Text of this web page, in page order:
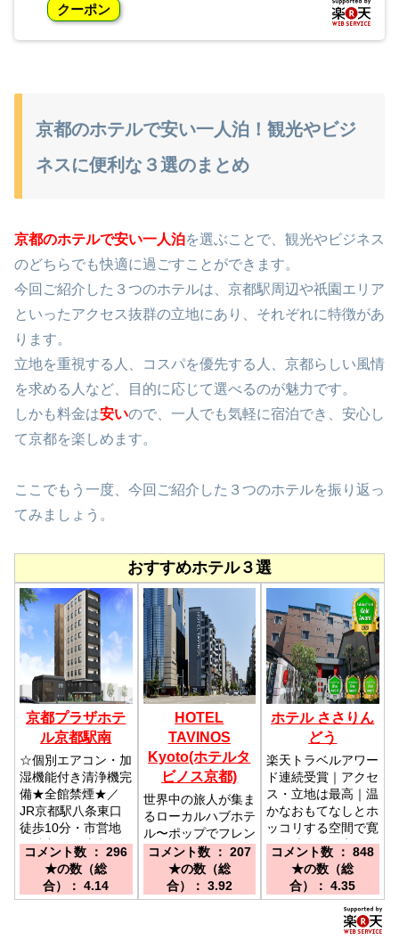
クーポン
京都のホテルで安い一人泊！観光やビジ
ネスに便利な３選のまとめ
京都のホテルで安い一人泊を選ぶことで、観光やビジネス
のどちらでも快適に過ごすことができます。
今回ご紹介した３つのホテルは、京都駅周辺や祇園エリア
といったアクセス抜群の立地にあり、それぞれに特徴があ
ります。
立地を重視する人、コスパを優先する人、京都らしい風情
を求める人など、目的に応じて選べるのが魅力です。
しかも料金は安いので、一人でも気軽に宿泊でき、安心し
て京都を楽しめます。
ここでもう一度、今回ご紹介した３つのホテルを振り返っ
てみましょう。
おすすめホテル３選
京都プラザホテ
ル京都駅南
☆個別エアコン・加
湿機能付き清浄機完
備★全館禁煙★／
JR京都駅八条東口
徒歩10分・市営地
下鉄九条駅徒歩3分
市バスや地下鉄で便
利に京都観光ができ
ます。
コメント数 ： 296
★の数（総
合）： 4.14
HOTEL
TAVINOS
Kyoto(ホテルタ
ビノス京都)
世界中の旅人が集ま
るローカルハブホテ
ル〜ポップでフレン
ドリーな旅の拠点〜
／■京都駅から市バ
ス4・7・205系統
河原町五条バス停下
コメント数 ： 207
★の数（総
合）： 3.92
ホテル ささりん
どう
楽天トラベルアワー
ド連続受賞｜アクセ
ス・立地は最高｜温
かなおもてなしとホ
ッコリする空間で寛
ぎの時間を／京阪
「祇園四条駅」徒歩
３分■阪急「河原町
駅」徒歩５分■ＪＲ
京都駅よりバスで約
１５分■花見小路が
コメント数 ： 848
★の数（総
合）： 4.35